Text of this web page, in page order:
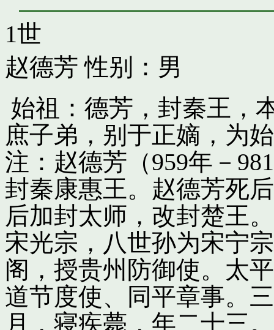
1世
赵德芳 性别：男
始祖：德芳，封秦王，
庶子弟，别于正嫡，为
注：赵德芳（959年－
封秦康惠王。赵德芳死
后加封太师，改封楚王
宋光宗，八世孙为宋宁
阁，授贵州防御使。太
道节度使、同平章事。
月，寝疾薨，年二十三